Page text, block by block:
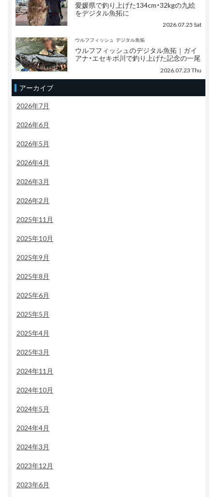
愛媛県で釣り上げた134cm・32kgの九絵
をデジタル魚拓に
2026.07.25 Sat
ウルフフィッシュ デジタル魚拓
ウルフフィッシュのデジタル魚拓｜ガイ
アナ・エセキボ川で釣り上げた記念の一尾
2026.07.23 Thu
アーカイブ
2026年7月
2026年6月
2026年5月
2026年4月
2026年3月
2026年2月
2025年11月
2025年10月
2025年9月
2025年8月
2025年6月
2025年5月
2025年4月
2025年3月
2024年11月
2024年10月
2024年5月
2024年4月
2024年3月
2023年12月
2023年6月